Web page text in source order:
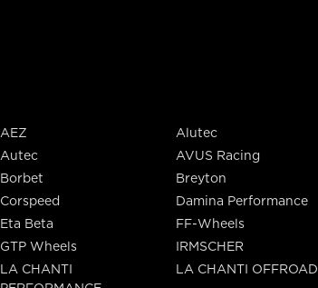
AEZ Alutec
Autec AVUS Racing
Borbet Breyton
Corspeed Damina Performance
Eta Beta FF-Wheels
GTP Wheels IRMSCHER
LA CHANTI
LA CHANTI OFFROAD